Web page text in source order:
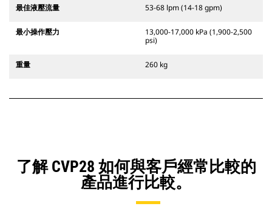
最佳液壓流量 53-68 lpm (14-18 gpm)
最小操作壓力
13,000-17,000 kPa (1,900-2,500
psi)
重量 260 kg
了解 CVP28 如何與客戶經常比較的
產品進行比較。